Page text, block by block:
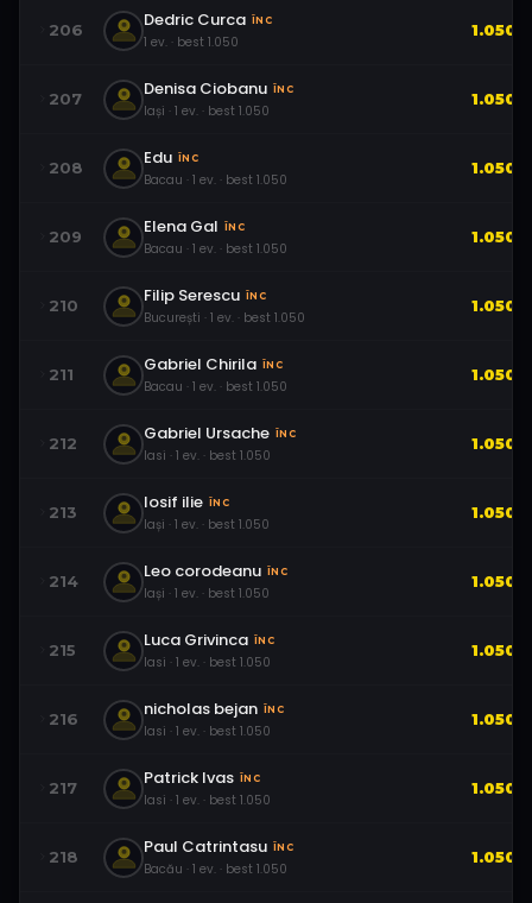
206 Dedric Curca ÎNC
1 ev. · best 1.050
1.050
207 Denisa Ciobanu ÎNC
Iași · 1 ev. · best 1.050
1.050
208 Edu ÎNC
Bacau · 1 ev. · best 1.050
1.050
209 Elena Gal ÎNC
Bacau · 1 ev. · best 1.050
1.050
210 Filip Serescu ÎNC
București · 1 ev. · best 1.050
1.050
211 Gabriel Chirila ÎNC
Bacau · 1 ev. · best 1.050
1.050
212 Gabriel Ursache ÎNC
Iasi · 1 ev. · best 1.050
1.050
213 Iosif ilie ÎNC
Iași · 1 ev. · best 1.050
1.050
214 Leo corodeanu ÎNC
Iași · 1 ev. · best 1.050
1.050
215 Luca Grivinca ÎNC
Iasi · 1 ev. · best 1.050
1.050
216 nicholas bejan ÎNC
Iasi · 1 ev. · best 1.050
1.050
217 Patrick Ivas ÎNC
Iasi · 1 ev. · best 1.050
1.050
218 Paul Catrintasu ÎNC
Bacău · 1 ev. · best 1.050
1.050